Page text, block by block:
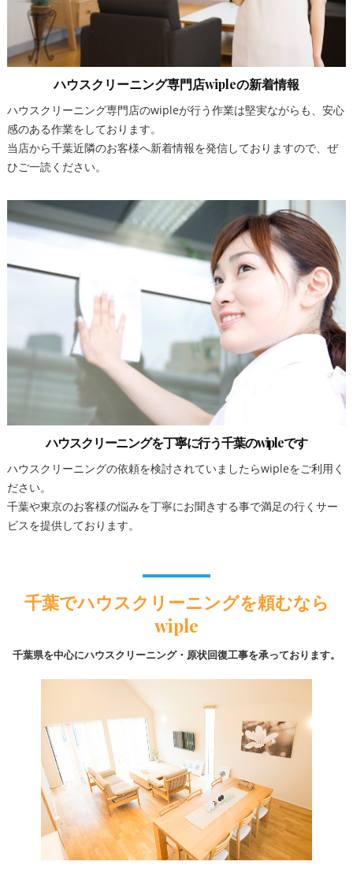
ハウスクリーニング専門店wipleの新着情報
ハウスクリーニング専門店のwipleが行う作業は堅実ながらも、安心
感のある作業をしております。
当店から千葉近隣のお客様へ新着情報を発信しておりますので、ぜ
ひご一読ください。
ハウスクリーニングを丁寧に行う千葉のwipleです
ハウスクリーニングの依頼を検討されていましたらwipleをご利用く
ださい。
千葉や東京のお客様の悩みを丁寧にお聞きする事で満足の行くサー
ビスを提供しております。
千葉でハウスクリーニングを頼むなら
wiple
千葉県を中心にハウスクリーニング・原状回復工事を承っております。